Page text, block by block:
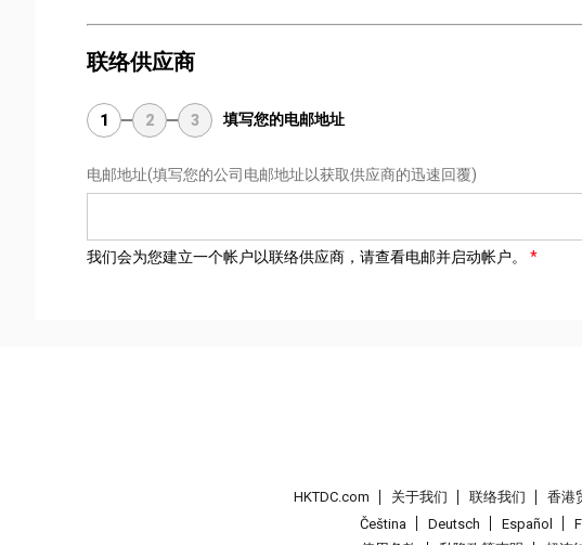
联络供应商
1 2 3 填写您的电邮地址
电邮地址(填写您的公司电邮地址以获取供应商的迅速回覆)
我们会为您建立一个帐户以联络供应商，请查看电邮并启动帐户。
HKTDC.com 关于我们 联络我们 香港
Čeština
Deutsch Español